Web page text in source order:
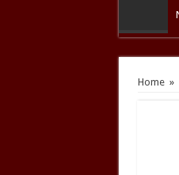
Home »